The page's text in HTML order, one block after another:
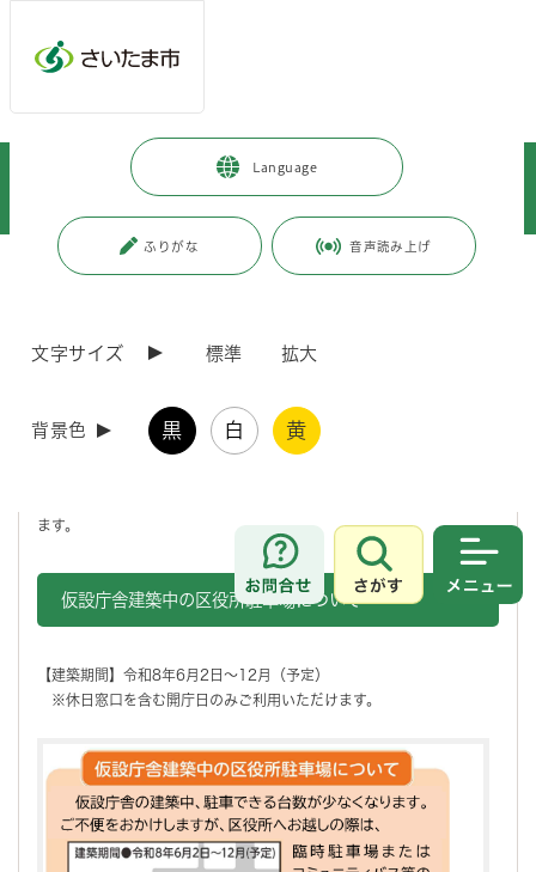
Language
ふりがな 音声読み上げ
文字サイズ 標準 拡大
背景色 黒 白 黄
お問合せ
さがす
西区 区政情報 > 区政について
西区役所中規模修繕工事について
更新日付：2026年7月3日 / ページ番号：C129176
これに伴い、来庁者用駐車場の台数が大幅に減少することへの対策とし
て、以下のとおり臨時駐車場を設置することといたしました。
ます。
仮設庁舎建築中の区役所駐車場について
【建築期間】令和8年6月2日～12月（予定）
※休日窓口を含む開庁日のみご利用いただけます。